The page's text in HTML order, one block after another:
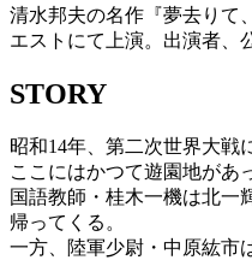
清水邦夫の名作『夢去りて
エストにて上演。出演者、
STORY
昭和14年、第二次世界大戦
ここにはかつて遊園地があ
国語教師・桂木一機は北一
帰ってくる。
一方、陸軍少尉・中原紘市